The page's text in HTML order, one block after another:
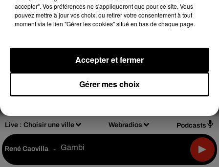
Live : Choisir une ville Webradios Podcasts
René Caovilla - Gambi
Notice d'information RGPD Plan du site
Archives
accepter". Vos préférences ne s'appliqueront que pour ce site. Vous
pouvez mettre à jour vos choix, ou retirer votre consentement à tout
moment via le lien "Gérer les cookies" situé en bas de chaque page.
Gérer mes choix
Accepter et fermer